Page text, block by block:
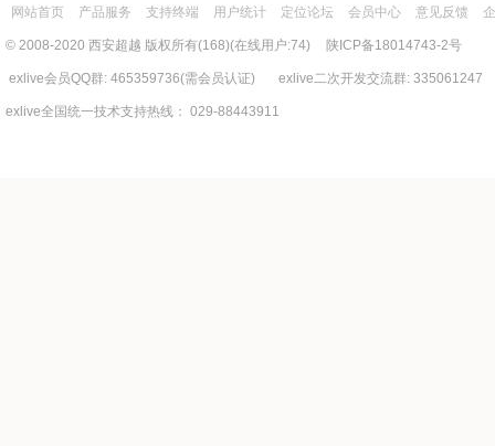
网站首页 产品服务 支持终端 用户统计 定位论坛 会员中心 意见反馈
© 2008-2020 西安超越 版权所有(168)(在线用户:74) 陕ICP备18014743-2号
exlive会员QQ群: 465359736(需会员认证) exlive二次开发交流群: 335061247
exlive全国统一技术支持热线： 029-88443911